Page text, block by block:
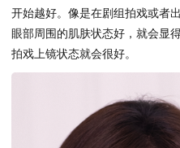
开始越好。像是在剧组拍戏或者
眼部周围的肌肤状态好，就会显
拍戏上镜状态就会很好。